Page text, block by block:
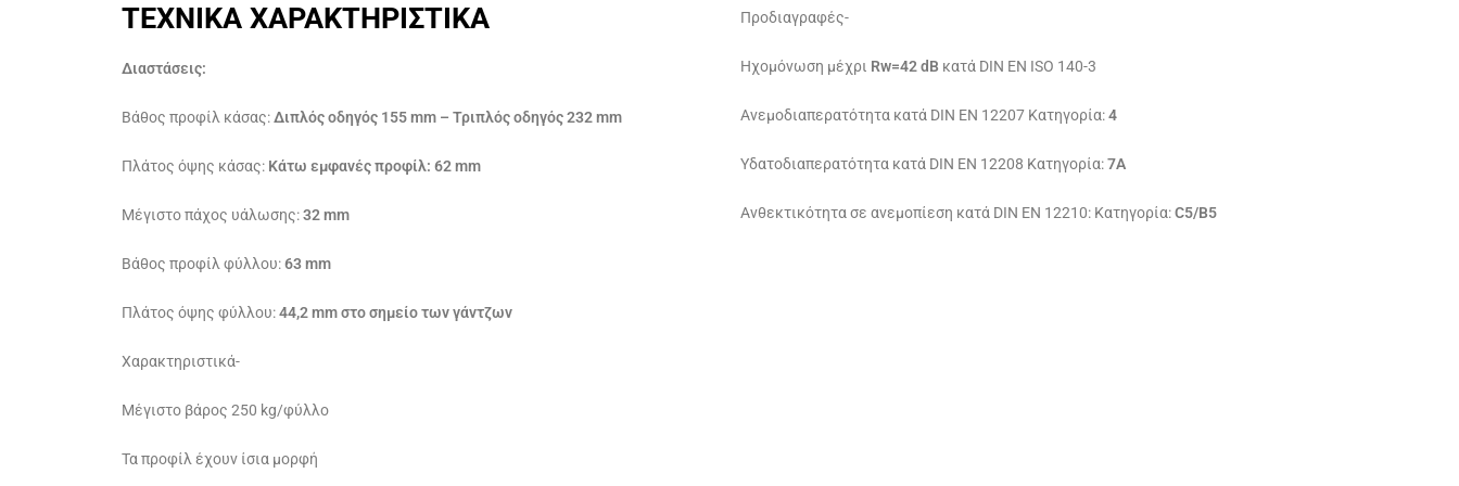
TEXNIKA ΧΑΡΑΚΤΗΡΙΣΤΙΚΑ
Διαστάσεις:
Βάθος προφίλ κάσας:Διπλός οδηγός 155 mm – Τριπλός οδηγός 232 mm
Πλάτος όψης κάσας: Κάτω εμφανές προφίλ: 62 mm
Μέγιστο πάχος υάλωσης:32 mm
Βάθος προφίλ φύλλου:63 mm
Πλάτος όψης φύλλου:44,2 mm στο σημείο των γάντζων
Χαρακτηριστικά-
Μέγιστο βάρος 250 kg/φύλλο
Τα προφίλ έχουν ίσια μορφή
Προδιαγραφές-
Ηχομόνωση μέχρι Rw=42 dB κατά DIN EN ISO 140-3
Ανεμοδιαπερατότητα κατά DIN EN 12207 Κατηγορία:4
Υδατοδιαπερατότητα κατά DIN EN 12208 Κατηγορία:7Α
Ανθεκτικότητα σε ανεμοπίεση κατά DIN EN 12210: Κατηγορία:C5/B5